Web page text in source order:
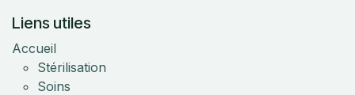
Liens utiles
Accueil
Stérilisation
Soins